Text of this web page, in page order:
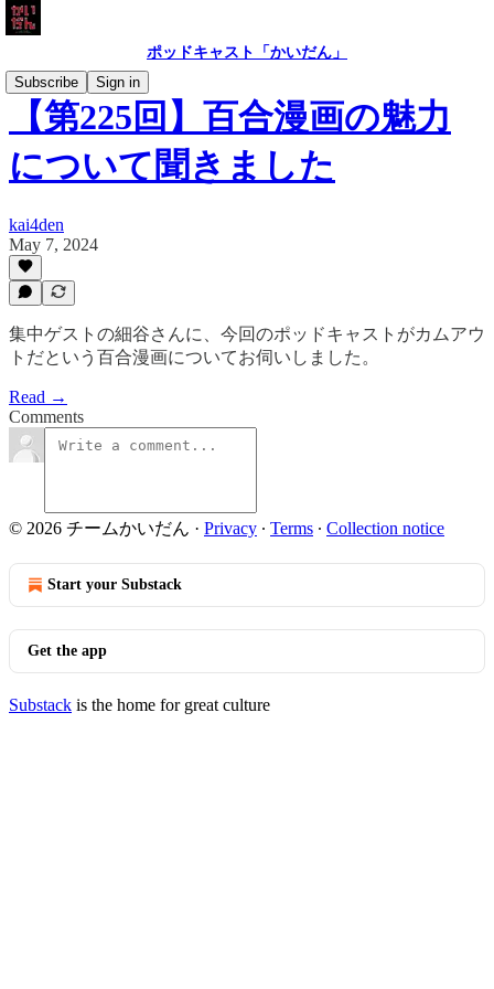
ポッドキャスト「かいだん」
Subscribe
Sign in
【第225回】百合漫画の魅力
について聞きました
kai4den
May 7, 2024
集中ゲストの細谷さんに、今回のポッドキャストがカムアウ
トだという百合漫画についてお伺いしました。
Read →
Comments
© 2026 チームかいだん · Privacy ∙ Terms ∙ Collection notice
Start your Substack
Get the app
Substack is the home for great culture